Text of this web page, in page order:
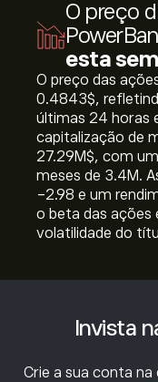
Invista
Crie a sua conta na
O preço
esta
O preço das
0.4843‎$‎,
últimas 24 horas
capitalização de
27.29M‎$‎, com
meses de 3.4M.
-2.98 e um
o beta das ações
volatilidade do